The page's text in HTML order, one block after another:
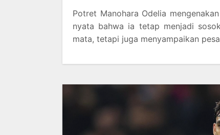
Potret Manohara Odelia
nyata bahwa ia tetap menjadi
mata, tetapi juga menyampaikan